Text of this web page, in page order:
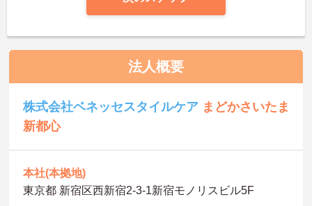
法人概要
株式会社ベネッセスタイルケア まどかさいたま
新都心
本社(本拠地)
東京都 新宿区西新宿2-3-1新宿モノリスビル5F